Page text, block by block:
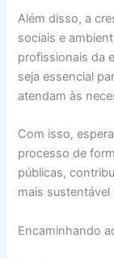
Além disso, a
sociais e
profissionais da
seja essencial
atendam às
Com isso,
processo de
públicas,
mais sustentável
Encaminhando